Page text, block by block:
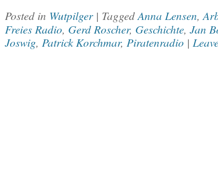
Posted in Wutpilger | TaggedAnna Lensen,
Freies Radio, Gerd Roscher, Geschichte, Jan
Joswig, Patrick Korchmar, Piratenradio |